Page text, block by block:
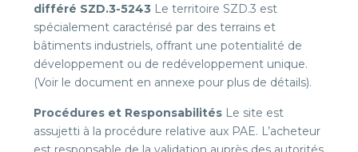
différé SZD.3-5243 Le territoire SZD.3 est
spécialement caractérisé par des terrains et
bâtiments industriels, offrant une potentialité de
développement ou de redéveloppement unique.
(Voir le document en annexe pour plus de détails).
Procédures et Responsabilités Le site est
assujetti à la procédure relative aux PAE. L’acheteur